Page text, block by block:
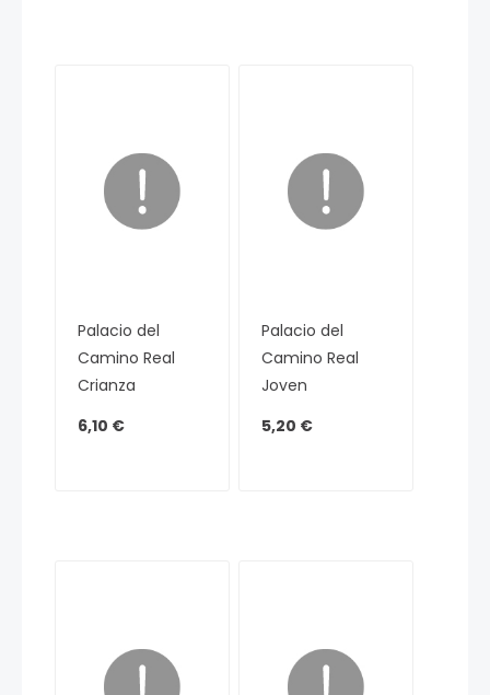
Palacio del
Camino Real
Crianza
6,10 €
Palacio del
Camino Real
Joven
5,20 €